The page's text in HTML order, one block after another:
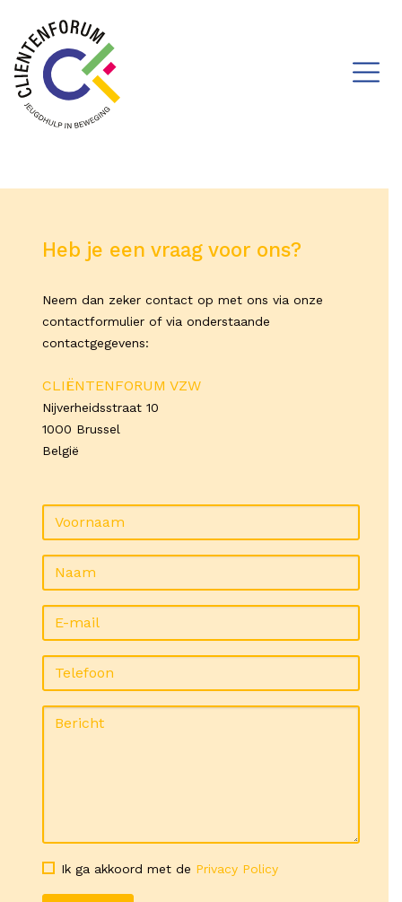
Heb je een vraag voor ons?
Neem dan zeker contact op met ons via onze
contactformulier of via onderstaande
contactgegevens:
CLIËNTENFORUM VZW
Nijverheidsstraat 10
10O0 Brussel
België
Voornaam
Naam
E-mail
Telefoon
Bericht
Ik ga akkoord met de Privacy Policy